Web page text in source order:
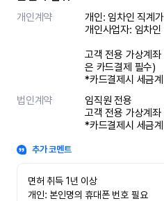
개인계약
개인: 임차인 직계
개인사업자: 임차
고객 전용 가상계
은 카드결제 필수)
*카드결제시 세금
법인계약
임직원 전용
고객 전용 가상계
*카드결제시 세금
추가 코멘트
면허 취득 1년 이상
개인: 본인명의 휴대폰 번호 필요